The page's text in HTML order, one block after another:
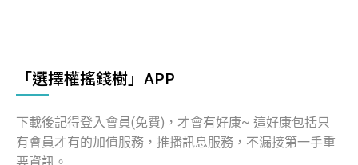
「選擇權搖錢樹」APP
下載後記得登入會員(免費)，才會有好康~ 這好康包括只
有會員才有的加值服務，推播訊息服務，不漏接第一手重